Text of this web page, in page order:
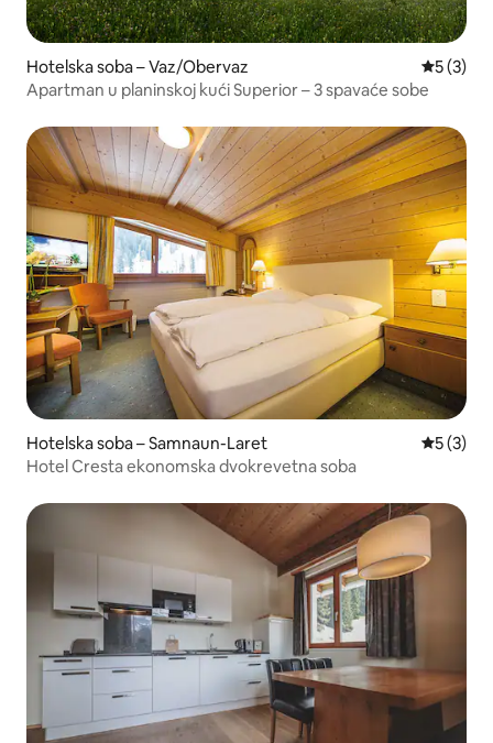
Hotelska soba – Vaz/Obervaz
5 (3)
Apartman u planinskoj kući Superior – 3 spavaće sobe
Hotelska soba – Samnaun-Laret
5 (3)
Hotel Cresta ekonomska dvokrevetna soba